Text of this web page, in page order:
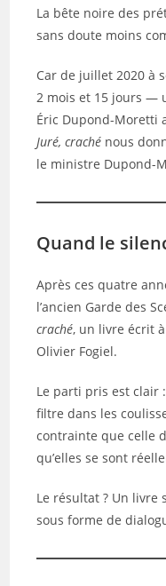
La bête noire des
sans doute moins
Car de juillet 2020 à
2 mois et 15 jours —
Éric Dupond-Moretti
Juré, craché nous
le ministre Dupond-
Quand le
Après ces quatre
l’ancien Garde des
craché, un livre écrit
Olivier Fogiel.
Le parti pris est clair
filtre dans les
contrainte que celle
qu’elles se sont
Le résultat ? Un livre
sous forme de